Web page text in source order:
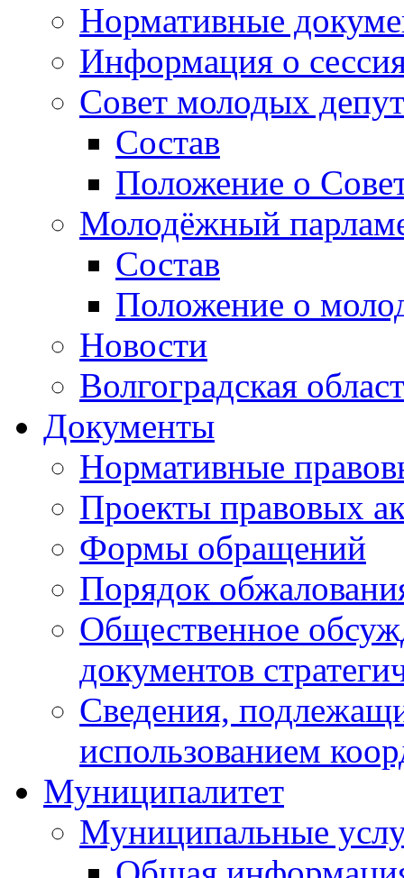
Нормативные
Информация о
Совет молодых
Состав
Положение о
Молодёжный
Состав
Положение о
Новости
Волгоградская
Документы
Нормативные
Проекты правовых
Формы обращений
Порядок
Общественное
документов
Сведения,
использованием
Муниципалитет
Муниципальные